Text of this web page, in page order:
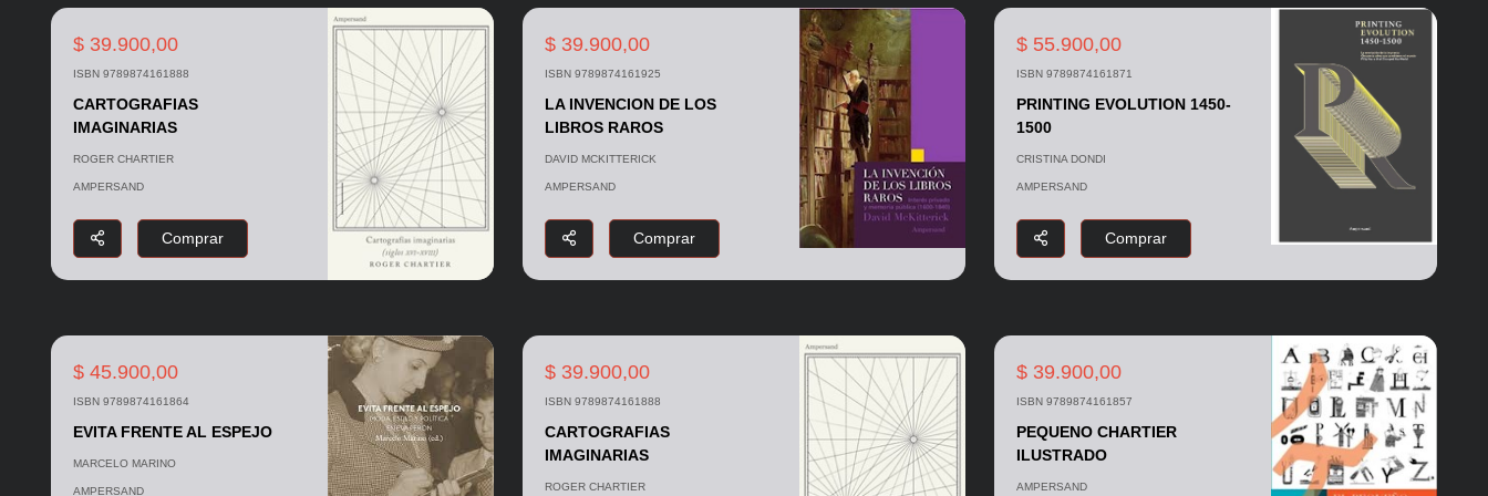
$ 39.900,00
ISBN 9789874161888
CARTOGRAFIAS
IMAGINARIAS
ROGER CHARTIER
AMPERSAND
Comprar
$ 39.900,00
ISBN 9789874161925
LA INVENCION DE LOS
LIBROS RAROS
DAVID MCKITTERICK
AMPERSAND
Comprar
$ 55.900,00
ISBN 9789874161871
PRINTING EVOLUTION 1450-
1500
CRISTINA DONDI
AMPERSAND
Comprar
$ 45.900,00
ISBN 9789874161864
EVITA FRENTE AL ESPEJO
MARCELO MARINO
AMPERSAND
$ 39.900,00
ISBN 9789874161888
CARTOGRAFIAS
IMAGINARIAS
ROGER CHARTIER
$ 39.900,00
ISBN 9789874161857
PEQUENO CHARTIER
ILUSTRADO
AMPERSAND